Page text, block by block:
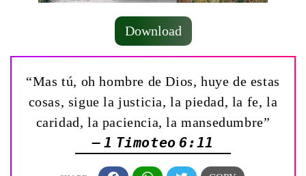
Download
“Mas tú, oh hombre de Dios, huye de estas
cosas, sigue la justicia, la piedad, la fe, la
caridad, la paciencia, la mansedumbre”
— 1 Timoteo 6:11